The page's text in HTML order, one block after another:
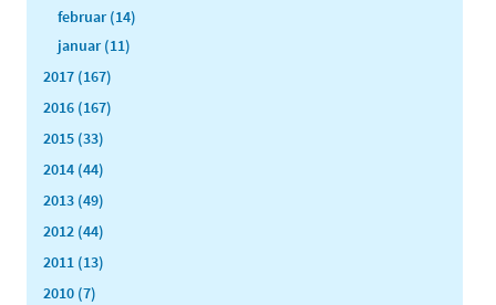
februar (14)
januar (11)
2017 (167)
2016 (167)
2015 (33)
2014 (44)
2013 (49)
2012 (44)
2011 (13)
2010 (7)